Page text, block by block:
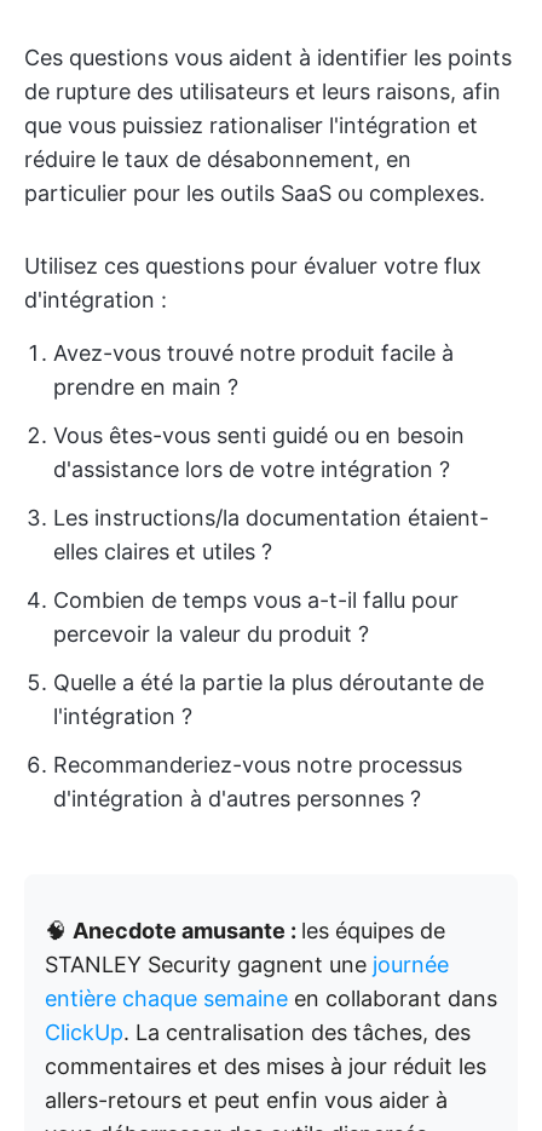
Ces questions vous aident à identifier les points
de rupture des utilisateurs et leurs raisons, afin
que vous puissiez rationaliser l'intégration et
réduire le taux de désabonnement, en
particulier pour les outils SaaS ou complexes.
Utilisez ces questions pour évaluer votre flux
d'intégration :
Avez-vous trouvé notre produit facile à
prendre en main ?
Vous êtes-vous senti guidé ou en besoin
d'assistance lors de votre intégration ?
Les instructions/la documentation étaient-
elles claires et utiles ?
Combien de temps vous a-t-il fallu pour
percevoir la valeur du produit ?
Quelle a été la partie la plus déroutante de
l'intégration ?
Recommanderiez-vous notre processus
d'intégration à d'autres personnes ?
🧠 Anecdote amusante : les équipes de
STANLEY Security gagnent une journée
entière chaque semaine en collaborant dans
ClickUp. La centralisation des tâches, des
commentaires et des mises à jour réduit les
allers-retours et peut enfin vous aider à